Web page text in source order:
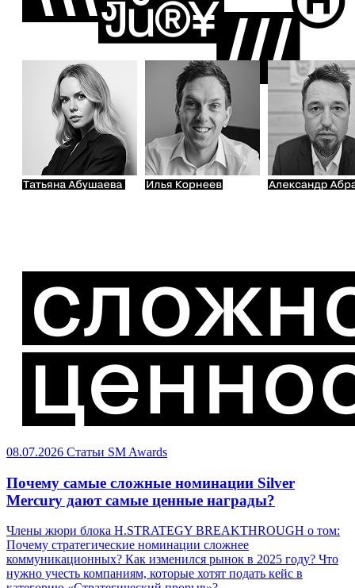
08.07.2026 Статьи SM Awards
Почему самые сложные номинации Silver
Mercury дают самые ценные награды?
Члены жюри блока H.STRATEGY BREAKTHROUGH о том:
Почему стратегические номинации сложнее
коммуникационных? Как изменился рынок в 2025 году? Что
нужно учесть компаниям, которые хотят подать кейс в